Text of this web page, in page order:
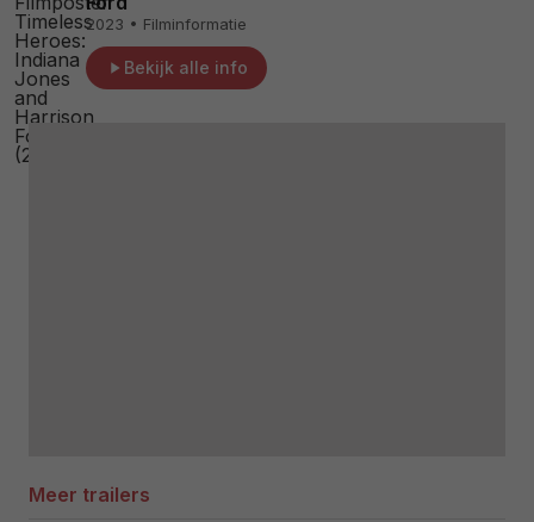
2023 • Filminformatie
Bekijk alle info
Meer trailers